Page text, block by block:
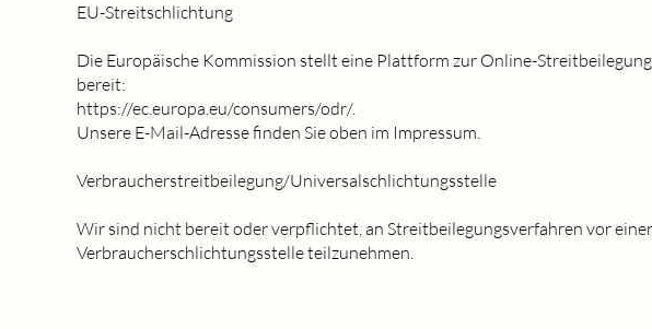
EU-Streitschlichtung
Die Europäische Kommission stellt eine Plattform zur Online-Streitbeilegung
bereit:
https://ec.europa.eu/consumers/odr/.
Unsere E-Mail-Adresse finden Sie oben im Impressum.
Verbraucherstreitbeilegung/Universalschlichtungsstelle
Wir sind nicht bereit oder verpflichtet, an Streitbeilegungsverfahren vor einer
Verbraucherschlichtungsstelle teilzunehmen.